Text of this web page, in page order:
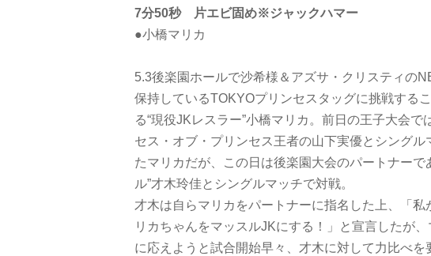
7分50秒 片エビ固め※ジャックハマー
●小橋マリカ
5.3後楽園ホールで沙希様＆アズサ・ クリスティの
保持しているTOKYOプリンセスタッグに挑戦する
る“現役JKレスラー”小橋マリカ。前日の王子大会で
セス・オブ・ プリンセス王者の山下実優とシングル
たマリカだが、この日は後楽園大会のパートナーで
ル”才木玲佳とシングルマッチで対戦。
才木は自らマリカをパートナーに指名した上、「私
リカちゃんをマッスルJKにする！」と宣言したが、
に応えようと試合開始早々、 才木に対して力比べを